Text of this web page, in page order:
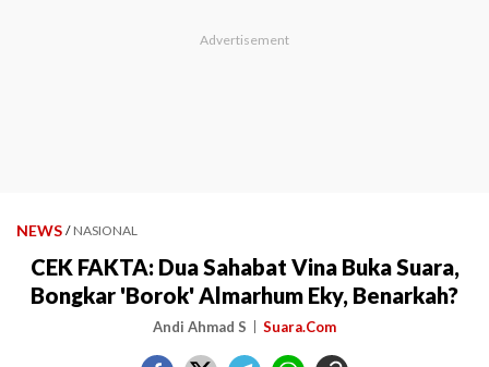
NEWS / NASIONAL
CEK FAKTA: Dua Sahabat Vina Buka Suara,
Bongkar 'Borok' Almarhum Eky, Benarkah?
Andi Ahmad S Suara.Com